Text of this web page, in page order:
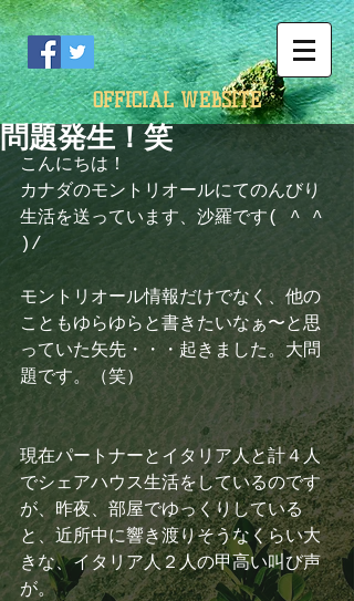
OFFICIAL WEBSITE
問題発生！笑
こんにちは！
カナダのモントリオールにてのんびり
生活を送っています、沙羅です( ^ ^
)/
モントリオール情報だけでなく、他の
こともゆらゆらと書きたいなぁ〜と思
っていた矢先・・・起きました。大問
題です。（笑）
現在パートナーとイタリア人と計４人
でシェアハウス生活をしているのです
が、昨夜、部屋でゆっくりしている
と、近所中に響き渡りそうなくらい大
きな、イタリア人２人の甲高い叫び声
が。